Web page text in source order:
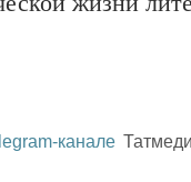
канале